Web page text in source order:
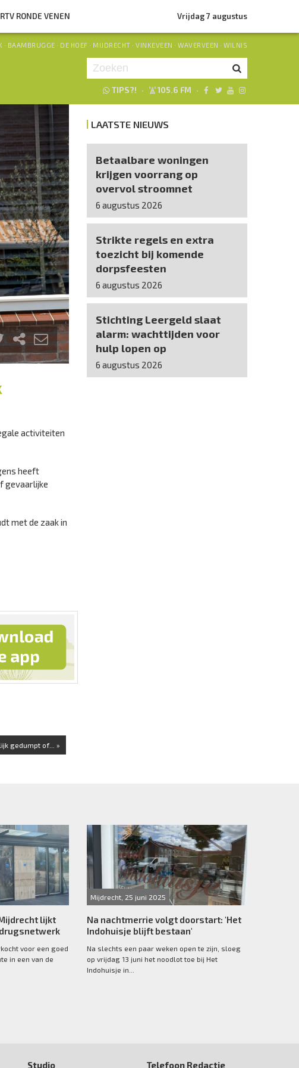
RTV RONDE VENEN Vrijdag 7 augustus
· BAAMBRUGGE · DE HOEF · MIJDRECHT · VINKEVEEN · WAVERVEEN · WILNIS
TIPS?! · 105.6 FM ·
activiteiten
heeft
gevaarlijke
met de zaak in
gedumpt of... »
LAATSTE NIEUWS
Betaalbare woningen
krijgen voorrang op
overvol stroomnet
6 augustus 2026
Strikte regels en extra
toezicht bij komende
dorpsfeesten
6 augustus 2026
Stichting Leergeld slaat
alarm: wachttijden voor
hulp lopen op
6 augustus 2026
lijkt
voor een goed
in een van de
Mijdrecht, 25 juni 2025
Na nachtmerrie volgt doorstart: 'Het
Indohuisje blijft bestaan'
Na slechts een paar weken open te zijn, sloeg
op vrijdag 13 juni het noodlot toe bij Het
Indohuisje in...
Studio Telefoon Redactie